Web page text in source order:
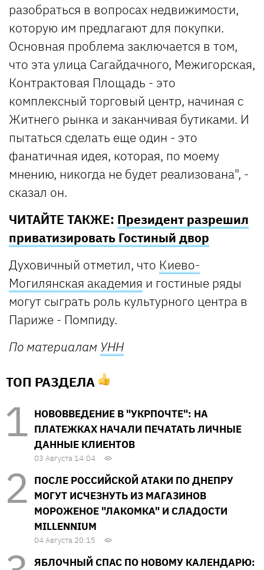
разобраться в вопросах недвижимости,
которую им предлагают для покупки.
Основная проблема заключается в том,
что эта улица Сагайдачного, Межигорская,
Контрактовая Площадь - это
комплексный торговый центр, начиная с
Житнего рынка и заканчивая бутиками. И
пытаться сделать еще один - это
фанатичная идея, которая, по моему
мнению, никогда не будет реализована", -
сказал он.
ЧИТАЙТЕ ТАКЖЕ: Президент разрешил
приватизировать Гостиный двор
Духовичный отметил, что Киево-
Могилянская академия и гостиные ряды
могут сыграть роль культурного центра в
Париже - Помпиду.
По материалам УНН
ТОП РАЗДЕЛА
НОВОВВЕДЕНИЕ В "УКРПОЧТЕ": НА
ПЛАТЕЖКАХ НАЧАЛИ ПЕЧАТАТЬ ЛИЧНЫЕ
ДАННЫЕ КЛИЕНТОВ
03 Августа 14:04
ПОСЛЕ РОССИЙСКОЙ АТАКИ ПО ДНЕПРУ
МОГУТ ИСЧЕЗНУТЬ ИЗ МАГАЗИНОВ
МОРОЖЕНОЕ "ЛАКОМКА" И СЛАДОСТИ
MILLENNIUM
04 Августа 20:15
ЯБЛОЧНЫЙ СПАС ПО НОВОМУ КАЛЕНДАРЮ: